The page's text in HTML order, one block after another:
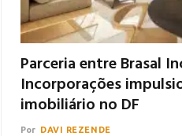
Parceria entre Brasal
Incorporações
imobiliário no DF
Por DAVI REZENDE